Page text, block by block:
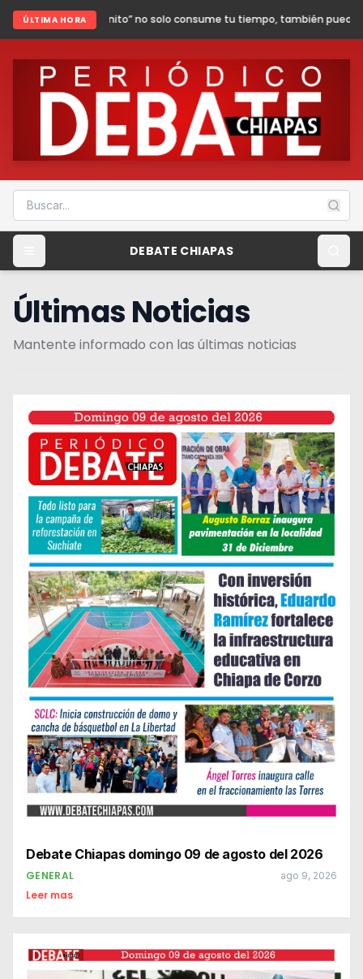
ÚLTIMA HORA
no solo consume tu tiempo, también puede poner en riesgo tu
DEBATE CHIAPAS
Últimas Noticias
Mantente informado con las últimas noticias
Debate Chiapas domingo 09 de agosto del 2026
GENERAL ago 9, 2026
Leer mas